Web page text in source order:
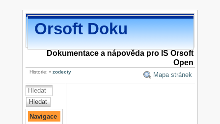
Orsoft Doku
Dokumentace a nápověda pro IS Orsoft
Open
Historie: • zodecty Mapa stránek
Hledat
Navigace